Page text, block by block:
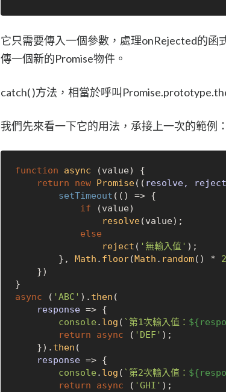
它只需要傳入一個參數，處理onRejected的函
傳一個新的Promise物件。
catch( )方法，相當於呼叫
我們先來看一下它的用法，承接上一次的範例：
function async (value) {
return
new Promise( ( resolve, reject
setTimeout ( () => {
if (value)
resolve(value);
else
reject ( '無輸入值' );
        },
Math . floor(Math . random() *
async ( 'ABC' ). then (
response => {
console . log ( `第1次輸入值：
return
async ( 'DEF' );
    }).
then (
response => {
console . log ( `第2次輸入值：
return
async ( 'GHI' );